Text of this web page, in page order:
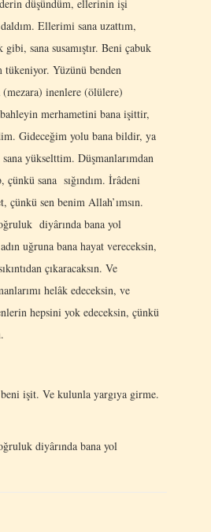
düşündüm, ellerinin işi
Ellerimi sana uzattım,
sana susamıştır. Beni çabuk
Yüzünü benden
inenlere (ölülere)
merhametini bana işittir,
Gideceğim yolu bana bildir, ya
sana yükselttim. Düşmanlarımdan
çünkü sana sığındım. İrâdeni
çünkü sen benim Allah’ımsın.
diyârında bana yol
uğruna bana hayat vereceksin,
çıkaracaksın. Ve
helâk edeceksin, ve
hepsini yok edeceksin, çünkü
işit. Ve kulunla yargıya girme.
diyârında bana yol